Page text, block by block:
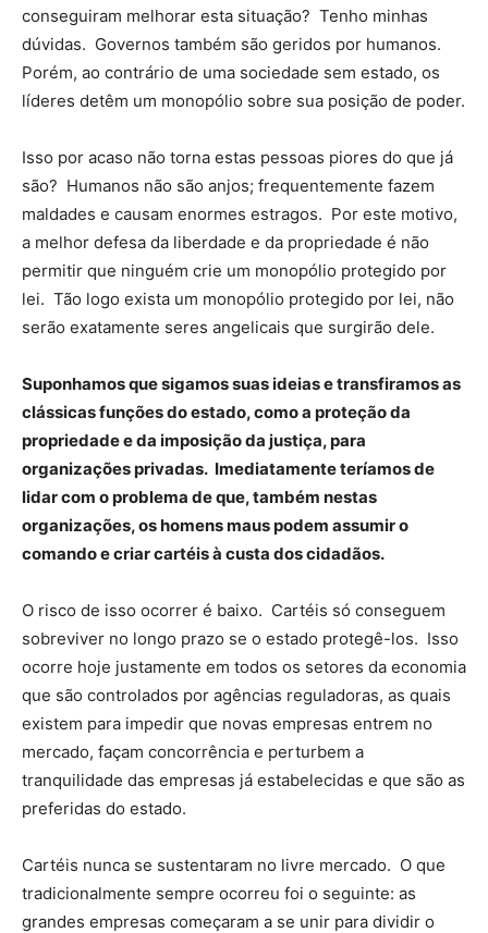
conseguiram melhorar esta situação? Tenho minhas
dúvidas. Governos também são geridos por humanos.
Porém, ao contrário de uma sociedade sem estado, os
líderes detêm um monopólio sobre sua posição de poder.
Isso por acaso não torna estas pessoas piores do que já
são? Humanos não são anjos; frequentemente fazem
maldades e causam enormes estragos. Por este motivo,
a melhor defesa da liberdade e da propriedade é não
permitir que ninguém crie um monopólio protegido por
lei. Tão logo exista um monopólio protegido por lei, não
serão exatamente seres angelicais que surgirão dele.
Suponhamos que sigamos suas ideias e transfiramos as
clássicas funções do estado, como a proteção da
propriedade e da imposição da justiça, para
organizações privadas. Imediatamente teríamos de
lidar com o problema de que, também nestas
organizações, os homens maus podem assumir o
comando e criar cartéis à custa dos cidadãos.
O risco de isso ocorrer é baixo. Cartéis só conseguem
sobreviver no longo prazo se o estado protegê-los. Isso
ocorre hoje justamente em todos os setores da economia
que são controlados por agências reguladoras, as quais
existem para impedir que novas empresas entrem no
mercado, façam concorrência e perturbem a
tranquilidade das empresas já estabelecidas e que são as
preferidas do estado.
Cartéis nunca se sustentaram no livre mercado. O que
tradicionalmente sempre ocorreu foi o seguinte: as
grandes empresas começaram a se unir para dividir o